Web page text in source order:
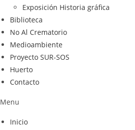
Exposición Historia gráfica
Biblioteca
No Al Crematorio
Medioambiente
Proyecto SUR-SOS
Huerto
Contacto
Menu
Inicio